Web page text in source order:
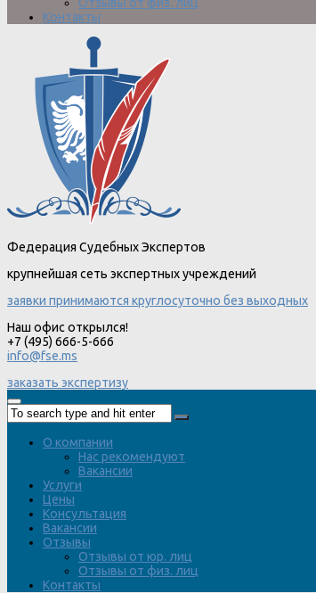
Отзывы от физ. лиц
Контакты
Федерация Судебных Экспертов
крупнейшая сеть экспертных учреждений
заявки принимаются круглосуточно без выходных
Наш офис открылся!
+7 (495) 666-5-666
info@fse.ms
заказать экспертизу
О компании
Нас рекомендуют
Вакансии
Услуги
Цены
Консультация
Вакансии
Отзывы
Отзывы от юр. лиц
Отзывы от физ. лиц
Контакты